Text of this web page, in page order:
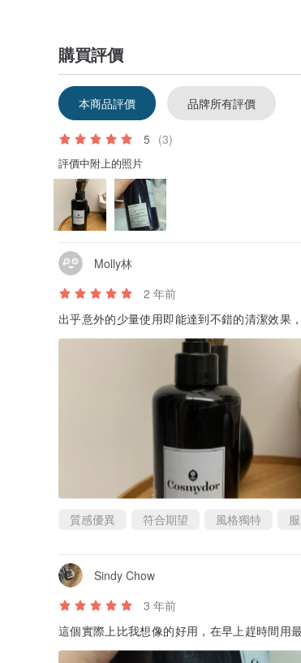
購買評價
本商品評價 品牌所有評價
5 (3)
評價中附上的照片
Molly林
2 年前
出乎意外的少量使用即能達到不錯的清潔效果
質感優異 符合期望 風格獨特
Sindy Chow
3 年前
這個實際上比我想像的好用，在早上趕時間用